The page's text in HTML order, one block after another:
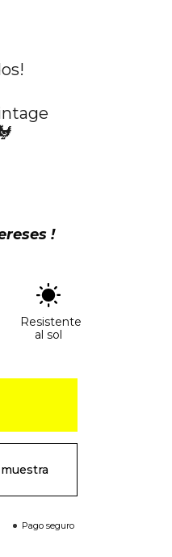
!
Resistente
al sol
Pago seguro